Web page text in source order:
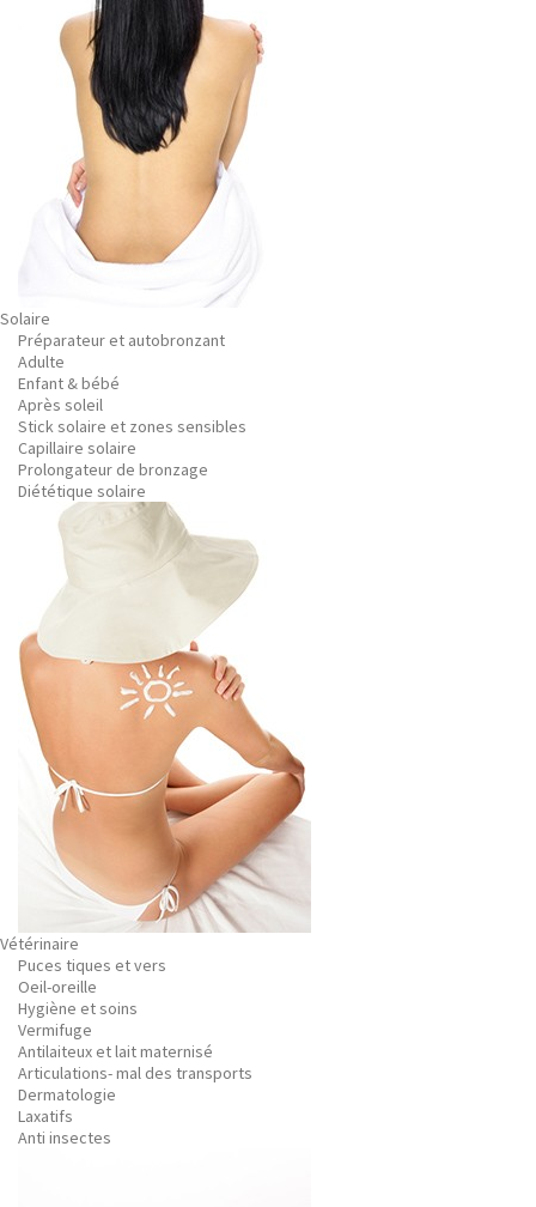
Solaire
Préparateur et autobronzant
Adulte
Enfant & bébé
Après soleil
Stick solaire et zones sensibles
Capillaire solaire
Prolongateur de bronzage
Diététique solaire
Vétérinaire
Puces tiques et vers
Oeil-oreille
Hygiène et soins
Vermifuge
Antilaiteux et lait maternisé
Articulations- mal des transports
Dermatologie
Laxatifs
Anti insectes